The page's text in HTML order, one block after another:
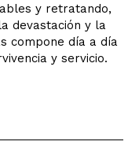
y retratando,
devastación y la
compone día a día
y servicio.